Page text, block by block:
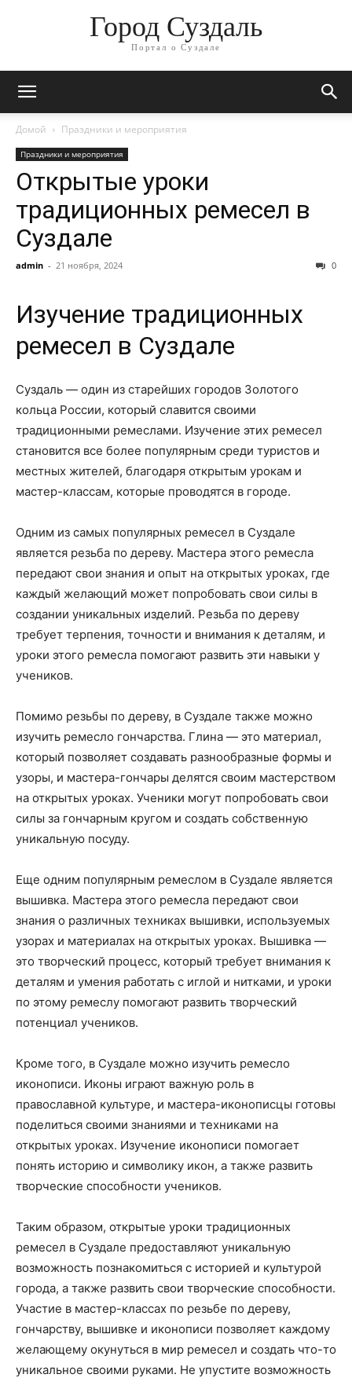
Город Суздаль
Портал о Суздале
Домой Праздники и мероприятия
Праздники и мероприятия
Открытые уроки
традиционных ремесел в
Суздале
admin - 21 ноября, 2024 0
Изучение традиционных
ремесел в Суздале
Суздаль — один из старейших городов Золотого
кольца России, который славится своими
традиционными ремеслами. Изучение этих ремесел
становится все более популярным среди туристов и
местных жителей, благодаря открытым урокам и
мастер-классам, которые проводятся в городе.
Одним из самых популярных ремесел в Суздале
является резьба по дереву. Мастера этого ремесла
передают свои знания и опыт на открытых уроках, где
каждый желающий может попробовать свои силы в
создании уникальных изделий. Резьба по дереву
требует терпения, точности и внимания к деталям, и
уроки этого ремесла помогают развить эти навыки у
учеников.
Помимо резьбы по дереву, в Суздале также можно
изучить ремесло гончарства. Глина — это материал,
который позволяет создавать разнообразные формы и
узоры, и мастера-гончары делятся своим мастерством
на открытых уроках. Ученики могут попробовать свои
силы за гончарным кругом и создать собственную
уникальную посуду.
Еще одним популярным ремеслом в Суздале является
вышивка. Мастера этого ремесла передают свои
знания о различных техниках вышивки, используемых
узорах и материалах на открытых уроках. Вышивка —
это творческий процесс, который требует внимания к
деталям и умения работать с иглой и нитками, и уроки
по этому ремеслу помогают развить творческий
потенциал учеников.
Кроме того, в Суздале можно изучить ремесло
иконописи. Иконы играют важную роль в
православной культуре, и мастера-иконописцы готовы
поделиться своими знаниями и техниками на
открытых уроках. Изучение иконописи помогает
понять историю и символику икон, а также развить
творческие способности учеников.
Таким образом, открытые уроки традиционных
ремесел в Суздале предоставляют уникальную
возможность познакомиться с историей и культурой
города, а также развить свои творческие способности.
Участие в мастер-классах по резьбе по дереву,
гончарству, вышивке и иконописи позволяет каждому
желающему окунуться в мир ремесел и создать что-то
уникальное своими руками. Не упустите возможность